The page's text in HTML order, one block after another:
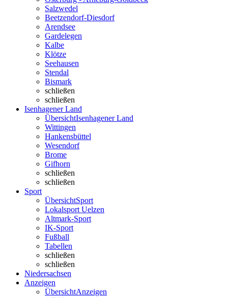
Salzwedel
Beetzendorf-Diesdorf
Arendsee
Gardelegen
Kalbe
Klötze
Seehausen
Stendal
Bismark
schließen
schließen
Isenhagener Land
ÜbersichtIsenhagener Land
Wittingen
Hankensbüttel
Wesendorf
Brome
Gifhorn
schließen
schließen
Sport
ÜbersichtSport
Lokalsport Uelzen
Altmark-Sport
IK-Sport
Fußball
Tabellen
schließen
schließen
Niedersachsen
Anzeigen
ÜbersichtAnzeigen